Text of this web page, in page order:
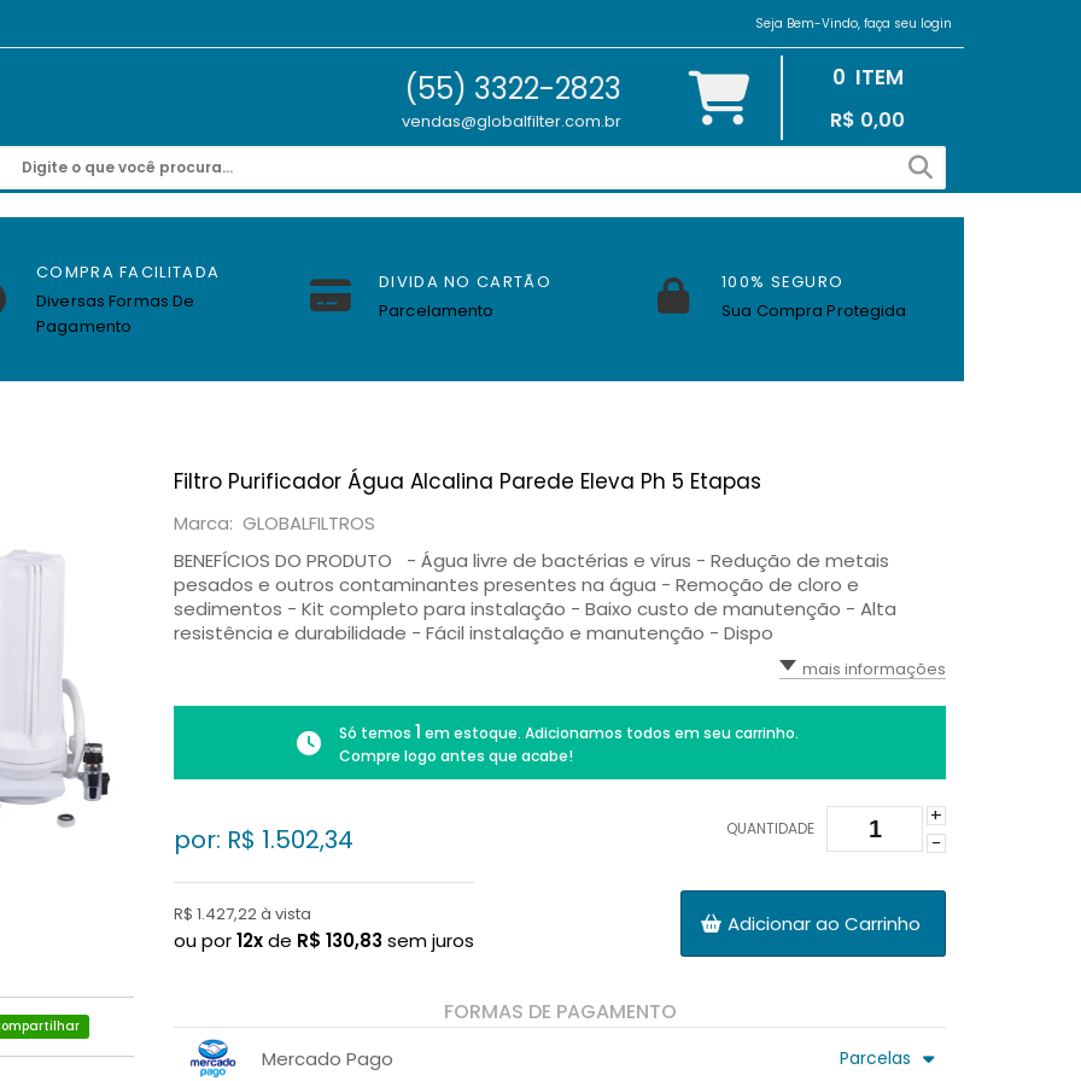
Seja Bem-Vindo, faça seu login
(55) 3322-2823
vendas@globalfilter.com.br
0 ITEM
R$ 0,00
COMPRA FACILITADA
Diversas Formas De
Pagamento
DIVIDA NO CARTÃO
Parcelamento
100% SEGURO
Sua Compra Protegida
Filtro Purificador Água Alcalina Parede Eleva Ph 5 Etapas
Marca: GLOBALFILTROS
BENEFÍCIOS DO PRODUTO - Água livre de bactérias e vírus - Redução de metais
pesados e outros contaminantes presentes na água - Remoção de cloro e
sedimentos - Kit completo para instalação - Baixo custo de manutenção - Alta
resistência e durabilidade - Fácil instalação e manutenção - Dispo
mais informações
Só temos 1 em estoque. Adicionamos todos em seu carrinho.
Compre logo antes que acabe!
por: R$ 1.502,34
R$ 1.427,22 à vista
ou por12xde R$ 130,83sem juros
QUANTIDADE
+
-
Adicionar ao Carrinho
FORMAS DE PAGAMENTO
Mercado Pago Parcelas